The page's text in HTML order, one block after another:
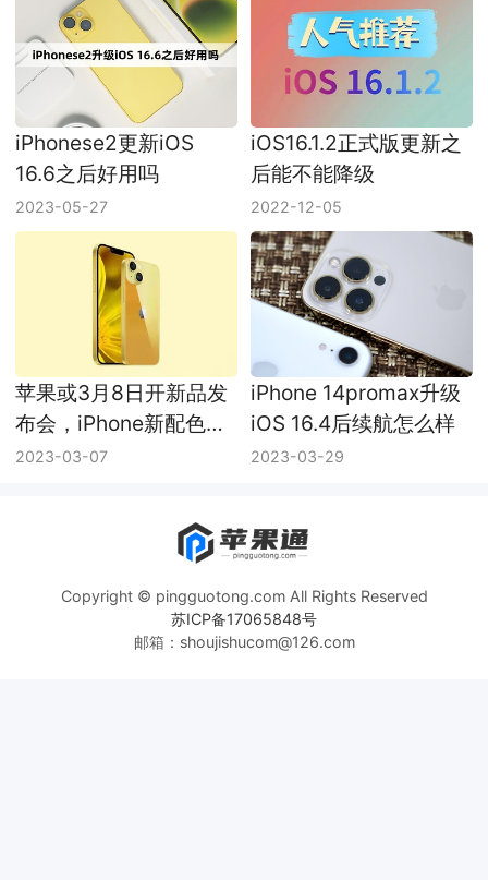
iPhonese2更新iOS
16.6之后好用吗
2023-05-27
iOS16.1.2正式版更新之
后能不能降级
2022-12-05
苹果或3月8日开新品发
布会，iPhone新配色成
主角
2023-03-07
iPhone 14promax升级
iOS 16.4后续航怎么样
2023-03-29
苏ICP备17065848号
邮箱：shoujishucom@126.com